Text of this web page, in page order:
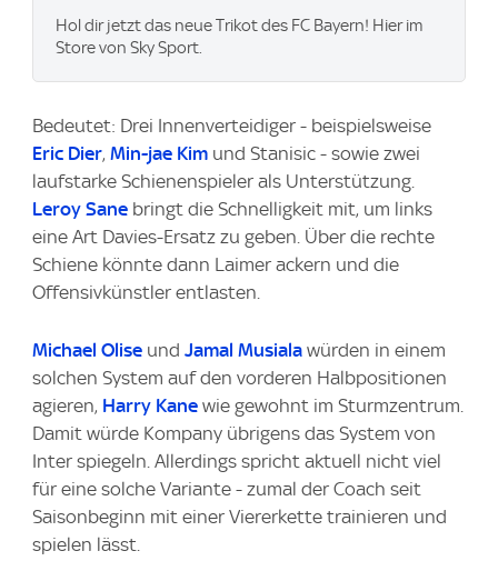
Hol dir jetzt das neue Trikot des FC Bayern! Hier im
Store von Sky Sport.
Bedeutet: Drei Innenverteidiger - beispielsweise
Eric Dier, Min-jae Kim und Stanisic - sowie zwei
laufstarke Schienenspieler als Unterstützung.
Leroy Sane bringt die Schnelligkeit mit, um links
eine Art Davies-Ersatz zu geben. Über die rechte
Schiene könnte dann Laimer ackern und die
Offensivkünstler entlasten.
Michael Olise und Jamal Musiala würden in einem
solchen System auf den vorderen Halbpositionen
agieren, Harry Kane wie gewohnt im Sturmzentrum.
Damit würde Kompany übrigens das System von
Inter spiegeln. Allerdings spricht aktuell nicht viel
für eine solche Variante - zumal der Coach seit
Saisonbeginn mit einer Viererkette trainieren und
spielen lässt.